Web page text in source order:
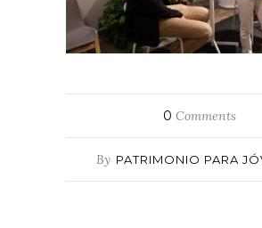
0 Comments
By PATRIMONIO PARA